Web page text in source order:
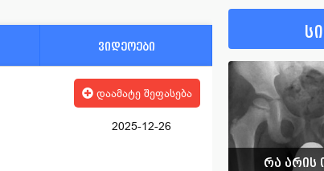
ვიდეოები
დაამატე შეფასება
2025-12-26
რა არის